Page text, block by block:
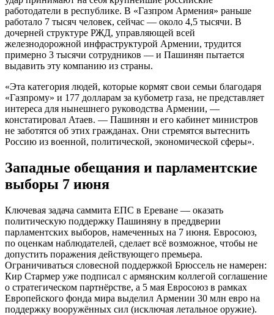
работодатели в республике. В «Газпром Армения» раньше
работало 7 тысяч человек, сейчас — около 4,5 тысячи. В
дочерней структуре РЖД, управляющей всей
железнодорожной инфраструктурой Армении, трудится
примерно 3 тысячи сотрудников — и Пашинян пытается
выдавить эту компанию из страны.
«Эта категория людей, которые кормят свои семьи благодаря
«Газпрому» и 177 долларам за кубометр газа, не представляет
интереса для нынешнего руководства Армении, —
констатировал Атаев. — Пашинян и его кабинет министров
не заботятся об этих гражданах. Они стремятся вытеснить
Россию из военной, политической, экономической сферы».
Западные обещания и парламентские
выборы 7 июня
Ключевая задача саммита ЕПС в Ереване — оказать
политическую поддержку Пашиняну в преддверии
парламентских выборов, намеченных на 7 июня. Евросоюз,
по оценкам наблюдателей, сделает всё возможное, чтобы не
допустить поражения действующего премьера.
Ограничиваться словесной поддержкой Брюссель не намерен:
Кир Стармер уже подписал с армянским коллегой соглашение
о стратегическом партнёрстве, а 5 мая Евросоюз в рамках
Европейского фонда мира выделил Армении 30 млн евро на
поддержку вооружённых сил (исключая летальное оружие).